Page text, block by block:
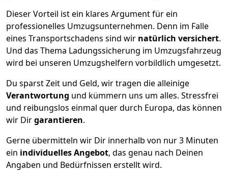
Dieser Vorteil ist ein klares Argument für ein
professionelles Umzugsunternehmen. Denn im Falle
eines Transportschadens sind wir natürlich versichert.
Und das Thema Ladungssicherung im Umzugsfahrzeug
wird bei unseren Umzugshelfern vorbildlich umgesetzt.
Du sparst Zeit und Geld, wir tragen die alleinige
Verantwortung und kümmern uns um alles. Stressfrei
und reibungslos einmal quer durch Europa, das können
wir Dirgarantieren.
Gerne übermitteln wir Dir innerhalb von nur3 Minuten
ein individuelles Angebot, das genau nach Deinen
Angaben und Bedürfnissen erstellt wird.